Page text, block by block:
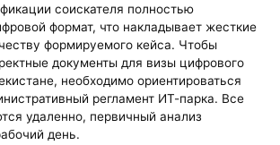
соискателя полностью
формат, что накладывает жесткие
формируемого кейса. Чтобы
документы для визы цифрового
необходимо ориентироваться
регламент ИТ-парка. Все
удаленно, первичный анализ
день.